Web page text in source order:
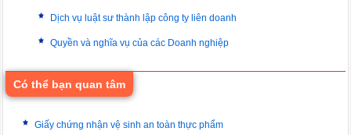
Dịch vụ luật sư thành lập công ty liên doanh
Quyền và nghĩa vụ của các Doanh nghiệp
Có thể bạn quan tâm
Giấy chứng nhận vệ sinh an toàn thực phẩm